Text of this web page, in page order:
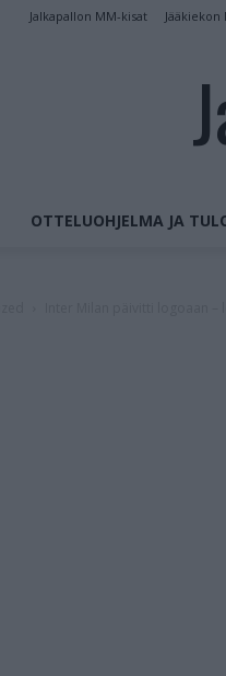
Jalkapallon MM-kisat Jääkiekon
OTTELUOHJELMA JA